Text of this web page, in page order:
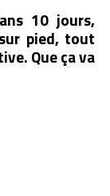
10 jours,
pied, tout
Que ça va